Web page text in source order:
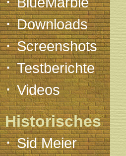
·Downloads
·Screenshots
·Testberichte
·Videos
Historisches
·Sid Meier